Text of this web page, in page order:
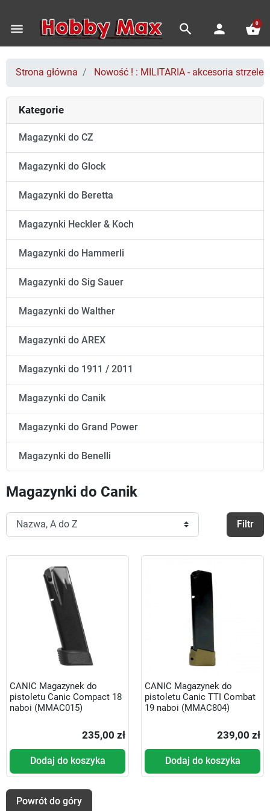
menu search person shopping_basket
0
Strona główna Nowość ! : MILITARIA - akcesoria
Kategorie
Magazynki do CZ
Magazynki do Glock
Magazynki do Beretta
Magazynki Heckler & Koch
Magazynki do Hammerli
Magazynki do Sig Sauer
Magazynki do Walther
Magazynki do AREX
Magazynki do 1911 / 2011
Magazynki do Canik
Magazynki do Grand Power
Magazynki do Benelli
Magazynki do Canik
Filtr
CANIC Magazynek do
pistoletu Canic Compact 18
naboi (MMAC015)
235,00 zł
Dodaj do koszyka
CANIC Magazynek do
pistoletu Canic TTI Combat
19 naboi (MMAC804)
239,00 zł
Dodaj do koszyka
Powrót do góry